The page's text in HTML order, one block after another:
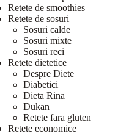
Retete de smoothies
Retete de sosuri
Sosuri calde
Sosuri mixte
Sosuri reci
Retete dietetice
Despre Diete
Diabetici
Dieta Rina
Dukan
Retete fara gluten
Retete economice